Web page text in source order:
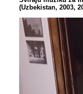
(Uzbekistan, 2003,